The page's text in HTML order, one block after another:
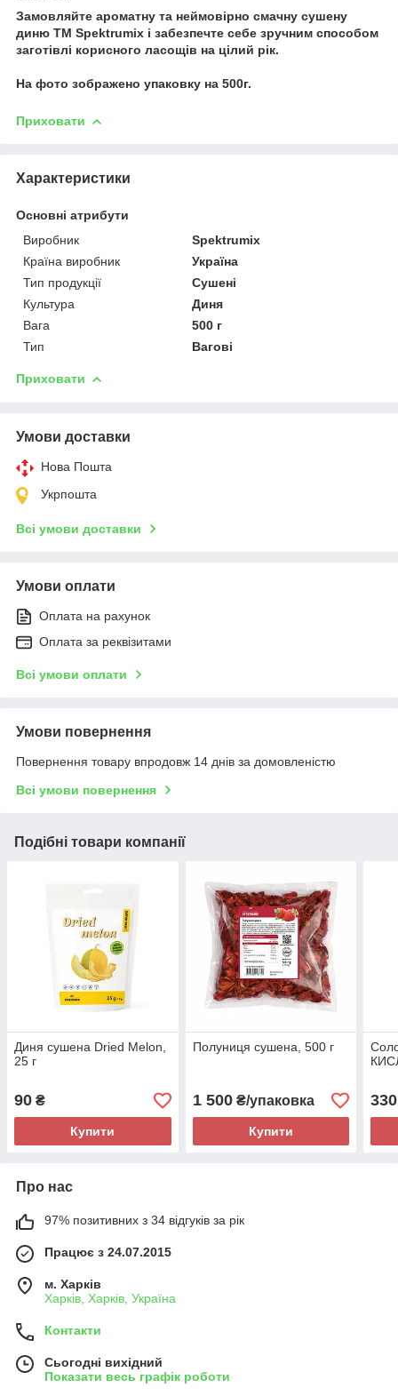
Замовляйте ароматну та неймовірно смачну сушену
диню ТМ Spektrumix і забезпечте себе зручним способом
заготівлі корисного ласощів на цілий рік.
На фото зображено упаковку на 500г.
Приховати
Характеристики
Основні атрибути
Виробник
Spektrumix
Країна виробник
Україна
Тип продукції
Сушені
Культура
Диня
Вага
500 г
Тип
Вагові
Приховати
Умови доставки
Нова Пошта
Укрпошта
Всі умови доставки
Умови оплати
Оплата на рахунок
Оплата за реквізитами
Всі умови оплати
Умови повернення
Повернення товару впродовж 14 днів за домовленістю
Всі умови повернення
Подібні товари компанії
Диня сушена Dried Melon,
25 г
90 ₴
Купити
Полуниця сушена, 500 г
1 500₴/упаковка
Купити
330
Про нас
97% позитивних з 34 відгуків за рік
Працює з 24.07.2015
м. Харків
Харків, Харків, Україна
Контакти
Сьогодні вихідний
Показати весь графік роботи